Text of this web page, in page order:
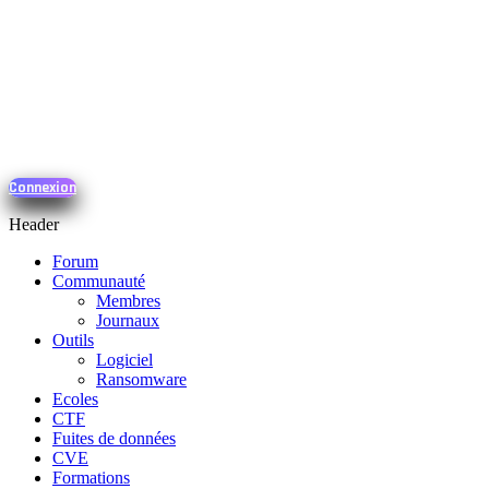
Connexion
Header
Forum
Communauté
Membres
Journaux
Outils
Logiciel
Ransomware
Ecoles
CTF
Fuites de données
CVE
Formations